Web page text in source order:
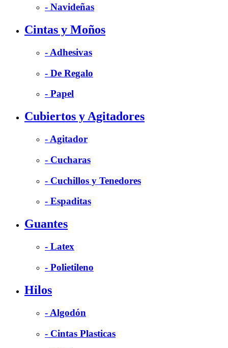
- Navideñas
Cintas y Moños
- Adhesivas
- De Regalo
- Papel
Cubiertos y Agitadores
- Agitador
- Cucharas
- Cuchillos y Tenedores
- Espaditas
Guantes
- Latex
- Polietileno
Hilos
- Algodón
- Cintas Plasticas